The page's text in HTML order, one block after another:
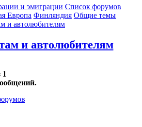
и эмиграции Список форумов
Европа Финляндия Общие темы
и автолюбителям
и автолюбителям
1